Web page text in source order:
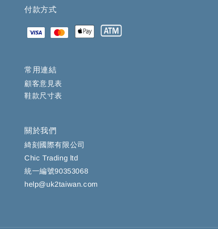
付款方式
常用連結
顧客意見表
鞋款尺寸表
關於我們
綺刻國際有限公司
Chic Trading ltd
統一編號90353068
help@uk2taiwan.com